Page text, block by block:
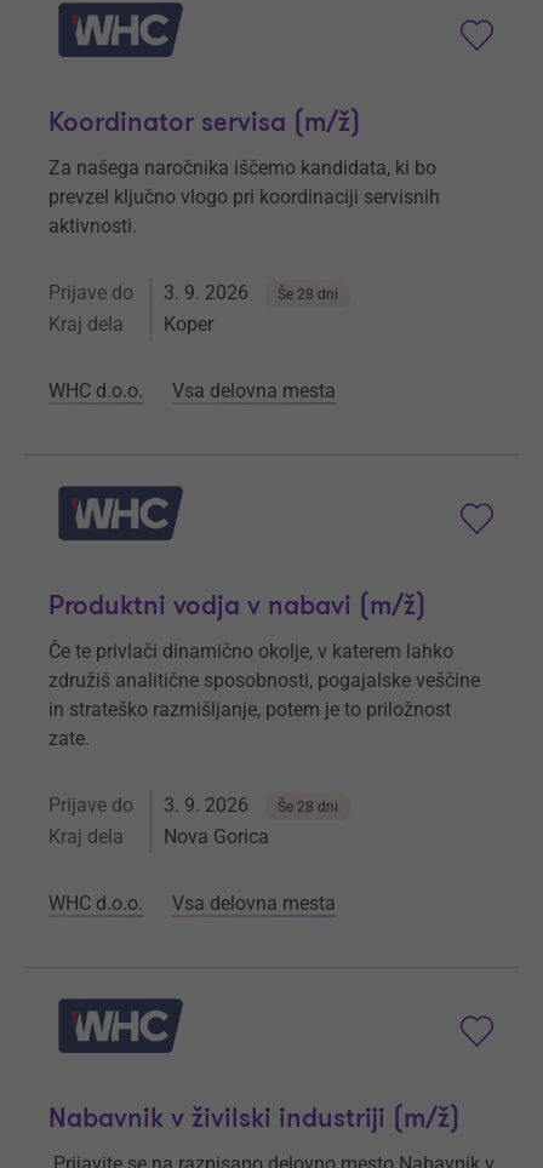
Koordinator servisa (m/ž)
Za našega naročnika iščemo kandidata, ki bo
prevzel ključno vlogo pri koordinaciji servisnih
aktivnosti.
Prijave do 3. 9. 2026 Še 28 dni
Kraj dela Koper
WHC d.o.o. Vsa delovna mesta
Produktni vodja v nabavi (m/ž)
Če te privlači dinamično okolje, v katerem lahko
združiš analitične sposobnosti, pogajalske veščine
in strateško razmišljanje, potem je to priložnost
zate.
Prijave do 3. 9. 2026 Še 28 dni
Kraj dela Nova Gorica
WHC d.o.o. Vsa delovna mesta
Nabavnik v živilski industriji (m/ž)
Prijavite se na razpisano delovno mesto Nabavnik v